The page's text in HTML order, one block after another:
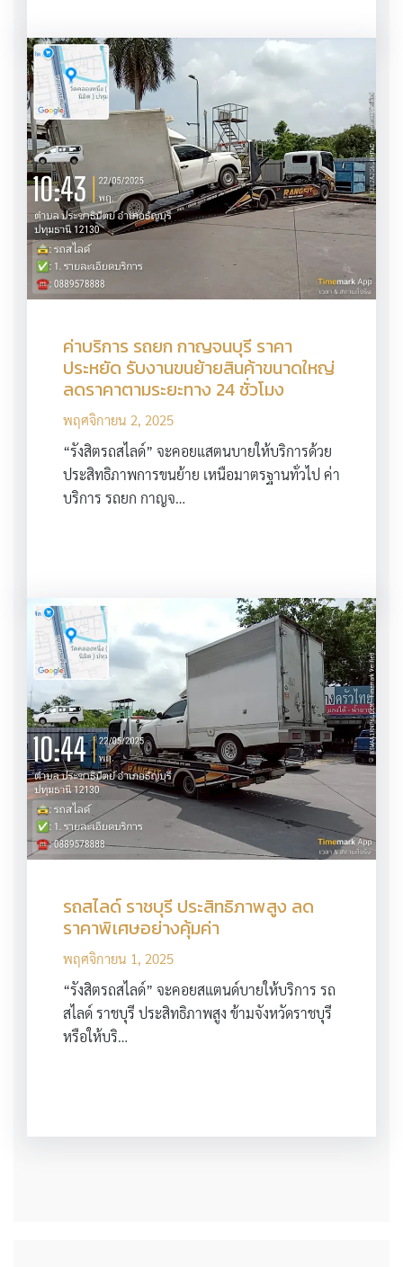
ค่าบริการ รถยก กาญจนบุรี ราคา
ประหยัด รับงานขนย้ายสินค้าขนาดใหญ่
ลดราคาตามระยะทาง 24 ชั่วโมง
พฤศจิกายน 2, 2025
“รังสิตรถสไลด์” จะคอยแสตนบายให้บริการด้วย
ประสิทธิภาพการขนย้าย เหนือมาตรฐานทั่วไป ค่า
บริการ รถยก กาญจ…
รถสไลด์ ราชบุรี ประสิทธิภาพสูง ลด
ราคาพิเศษอย่างคุ้มค่า
พฤศจิกายน 1, 2025
“รังสิตรถสไลด์” จะคอยสแตนด์บายให้บริการ รถ
สไลด์ ราชบุรี ประสิทธิภาพสูง ข้ามจังหวัดราชบุรี
หรือให้บริ…